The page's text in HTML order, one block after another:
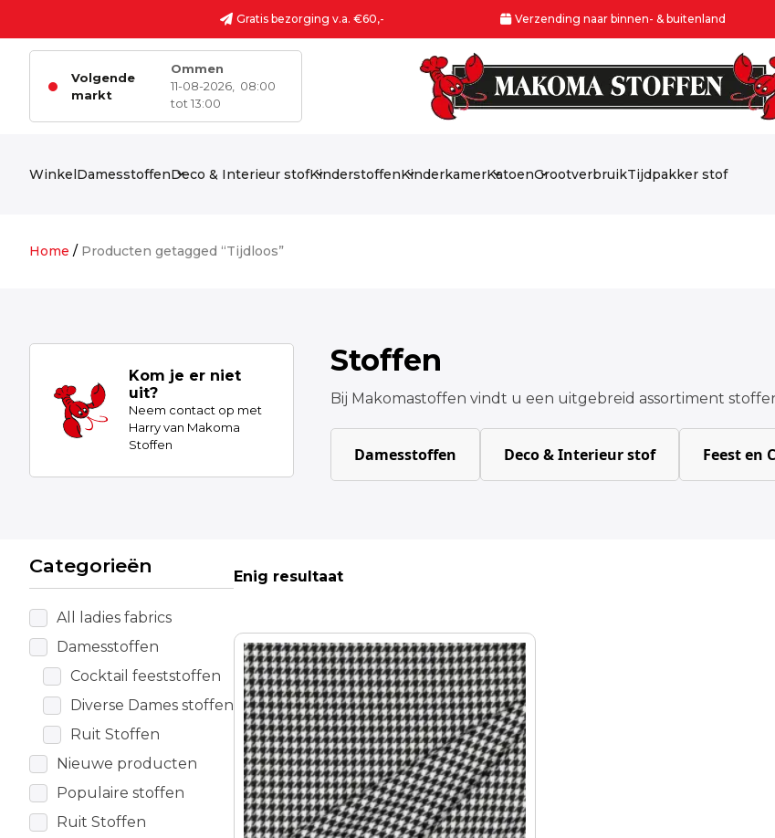
Gratis bezorging v.a. €60,- Verzending naar binnen- & buitenland
Volgende
markt
Ommen
11-08-2026,
08:00
tot 13:00
WinkelDamesstoffenDeco & Interieur stofKinderstoffenKinderkamerKatoenGrootverbruikTijdpakker stof
Home / Producten getagged “Tijdloos”
Kom je er niet
uit?
Neem contact op met
Harry van Makoma
Stoffen
Stoffen
Bij Makomastoffen vindt u een uitgebreid assortiment
Damesstoffen Deco & Interieur stof Feest en
Categorieën
All ladies fabrics
Damesstoffen
Cocktail feeststoffen
Diverse Dames stoffen
Ruit Stoffen
Nieuwe producten
Populaire stoffen
Ruit Stoffen
Enig resultaat